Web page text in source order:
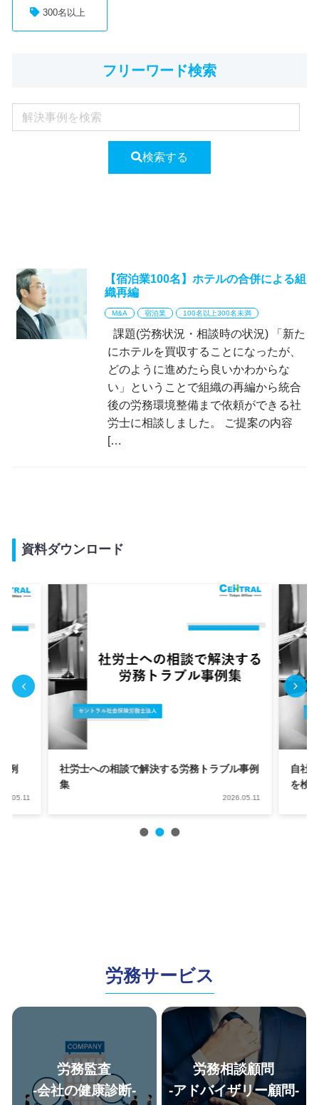
300名以上
フリーワード検索
検索する
【宿泊業100名】ホテルの合併による組
織再編
M&A 宿泊業 100名以上300名未満
課題(労務状況・相談時の状況) 「新た
にホテルを買収することになったが、
どのように進めたら良いかわからな
い」ということで組織の再編から統合
後の労務環境整備まで依頼ができる社
労士に相談しました。 ご提案の内容
[…
資料ダウンロード
する労務トラブル事例
自社に合う顧問社労士の探し方ガイド
を検討する企業様のための選定ポイン
労務サービス
労務監査
-会社の健康診断-
労務相談顧問
-アドバイザリー顧問-